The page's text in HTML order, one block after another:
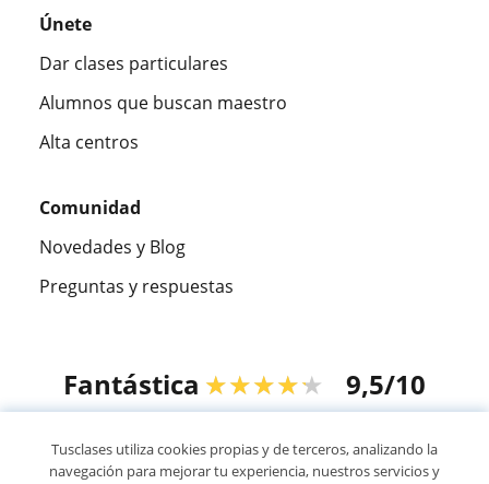
Únete
Dar clases particulares
Alumnos que buscan maestro
Alta centros
Comunidad
Novedades y Blog
Preguntas y respuestas
Fantástica ★★★★★ 9,5/10
Tusclases utiliza cookies propias y de terceros, analizando la
navegación para mejorar tu experiencia, nuestros servicios y